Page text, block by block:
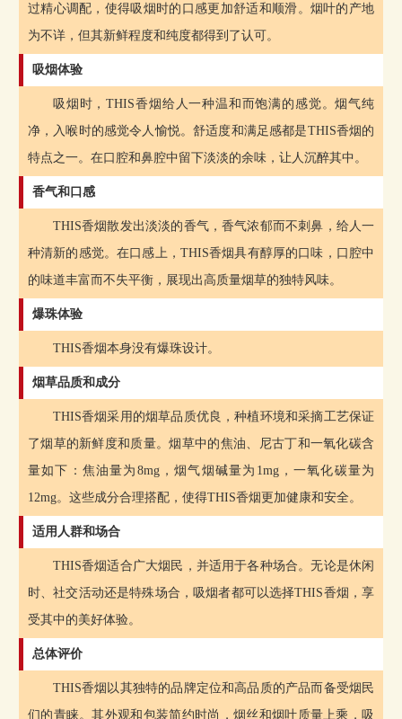
过精心调配，使得吸烟时的口感更加舒适和顺滑。烟叶的产地
为不详，但其新鲜程度和纯度都得到了认可。
吸烟体验
吸烟时，THIS香烟给人一种温和而饱满的感觉。烟气纯
净，入喉时的感觉令人愉悦。舒适度和满足感都是THIS香烟的
特点之一。在口腔和鼻腔中留下淡淡的余味，让人沉醉其中。
香气和口感
THIS香烟散发出淡淡的香气，香气浓郁而不刺鼻，给人一
种清新的感觉。在口感上，THIS香烟具有醇厚的口味，口腔中
的味道丰富而不失平衡，展现出高质量烟草的独特风味。
爆珠体验
THIS香烟本身没有爆珠设计。
烟草品质和成分
THIS香烟采用的烟草品质优良，种植环境和采摘工艺保证
了烟草的新鲜度和质量。烟草中的焦油、尼古丁和一氧化碳含
量如下：焦油量为8mg，烟气烟碱量为1mg，一氧化碳量为
12mg。这些成分合理搭配，使得THIS香烟更加健康和安全。
适用人群和场合
THIS香烟适合广大烟民，并适用于各种场合。无论是休闲
时、社交活动还是特殊场合，吸烟者都可以选择THIS香烟，享
受其中的美好体验。
总体评价
THIS香烟以其独特的品牌定位和高品质的产品而备受烟民
们的青睐。其外观和包装简约时尚，烟丝和烟叶质量上乘，吸